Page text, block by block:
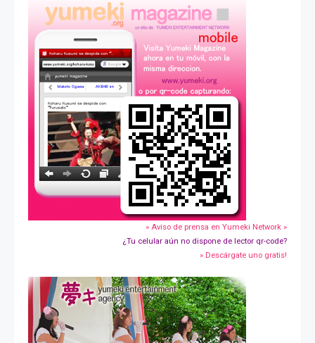
» Aviso de prensa en Yumeki Network »
¿Tu celular aún no dispone de lector qr-code?
» Descárgate uno gratis!